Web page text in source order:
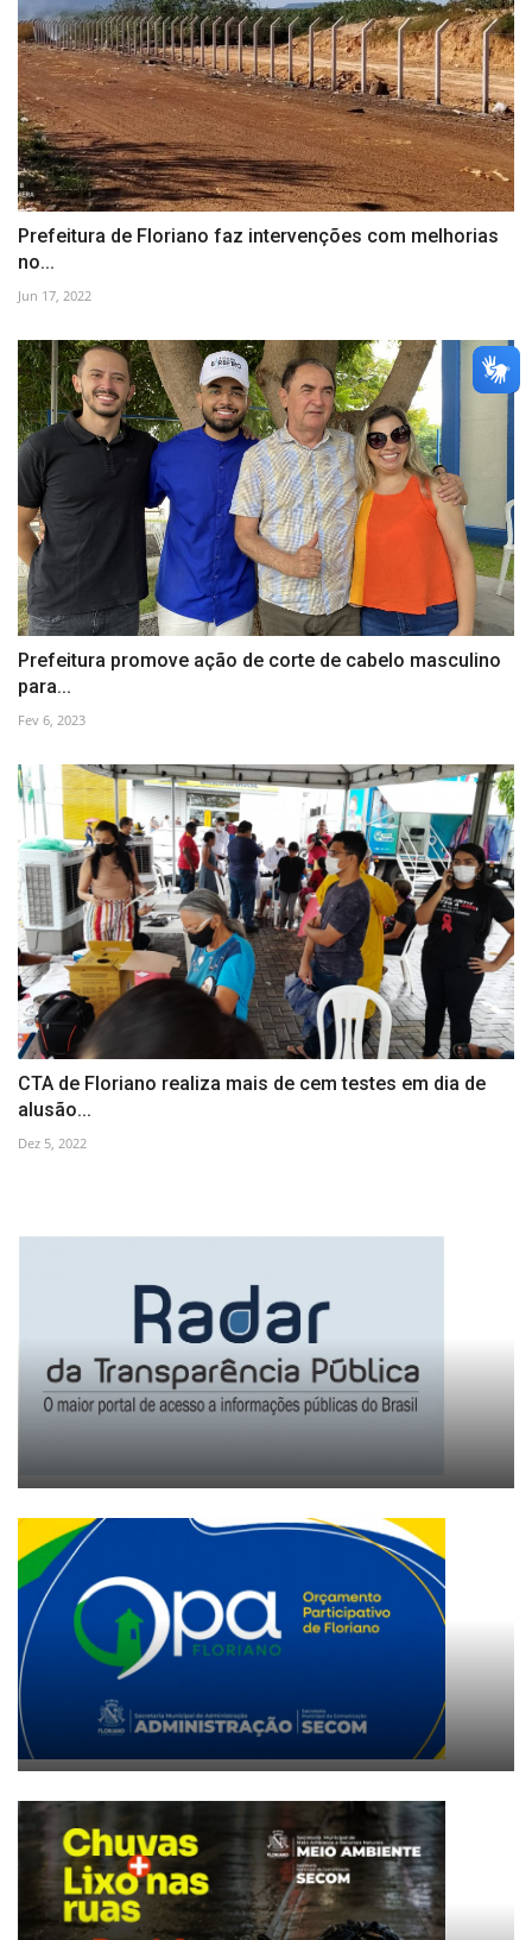
Prefeitura de Floriano faz intervenções com melhorias
no...
Jun 17, 2022
Prefeitura promove ação de corte de cabelo masculino
para...
Fev 6, 2023
CTA de Floriano realiza mais de cem testes em dia de
alusão...
Dez 5, 2022